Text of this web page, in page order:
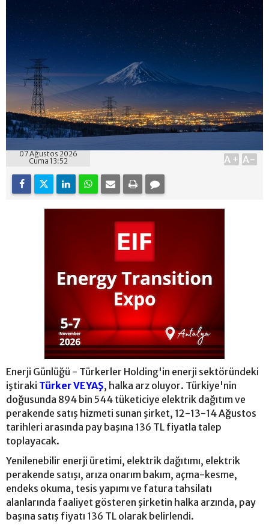
07 Ağustos 2026
Cuma 13:52
A+ A-
Enerji Günlüğü - Türkerler Holding'in enerji sektöründeki
iştiraki Türker VEYAŞ, halka arz oluyor. Türkiye'nin
doğusunda 894 bin 544 tüketiciye elektrik dağıtım ve
perakende satış hizmeti sunan şirket, 12-13-14 Ağustos
tarihleri arasında pay başına 136 TL fiyatla talep
toplayacak.
Yenilenebilir enerji üretimi, elektrik dağıtımı, elektrik
perakende satışı, arıza onarım bakım, açma-kesme,
endeks okuma, tesis yapımı ve fatura tahsilatı
alanlarında faaliyet gösteren şirketin halka arzında, pay
başına satış fiyatı 136 TL olarak belirlendi.